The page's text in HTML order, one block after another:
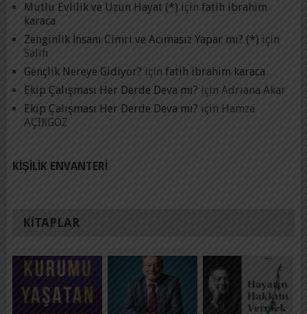
Mutlu Evlilik ve Uzun Hayat (*) için fatih ibrahim
karaca
Zenginlik İnsanı Cimri ve Acımasız Yapar mı? (*) için
Salih
Gençlik Nereye Gidiyor? için fatih ibrahim karaca
Ekip Çalışması Her Derde Deva mı? için Adrıana Akar
Ekip Çalışması Her Derde Deva mı? için Hamza
AÇIKGÖZ
KIŞILIK ENVANTERI
KITAPLAR